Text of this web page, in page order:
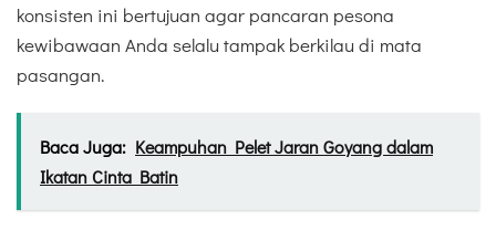
konsisten ini bertujuan agar pancaran pesona
kewibawaan Anda selalu tampak berkilau di mata
pasangan.
Baca Juga: Keampuhan Pelet Jaran Goyang dalam
Ikatan Cinta Batin